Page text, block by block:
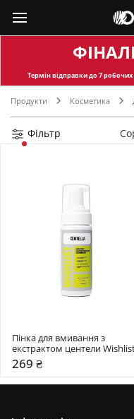
Термін відправкидо 7 робочих
Продукти Косметика
Фільтр
Пінка для вмивання з
екстрактом центели
150 мл
269 ₴